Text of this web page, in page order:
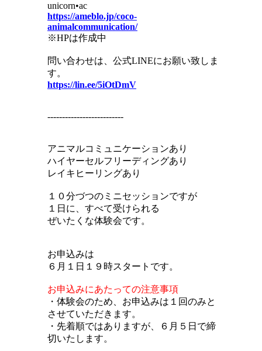
unicorn•ac
https://ameblo.jp/coco-
animalcommunication/
※HPは作成中
問い合わせは、公式LINEにお願い致しま
す。
https://lin.ee/5iOtDmV
--------------------------
アニマルコミュニケーションあり
ハイヤーセルフリーディングあり
レイキヒーリングあり
１０分づつのミニセッションですが
１日に、すべて受けられる
ぜいたくな体験会です。
お申込みは
６月１日１９時スタートです。
お申込みにあたっての注意事項
・体験会のため、お申込みは１回のみと
させていただきます。
・先着順ではありますが、６月５日で締
切いたします。